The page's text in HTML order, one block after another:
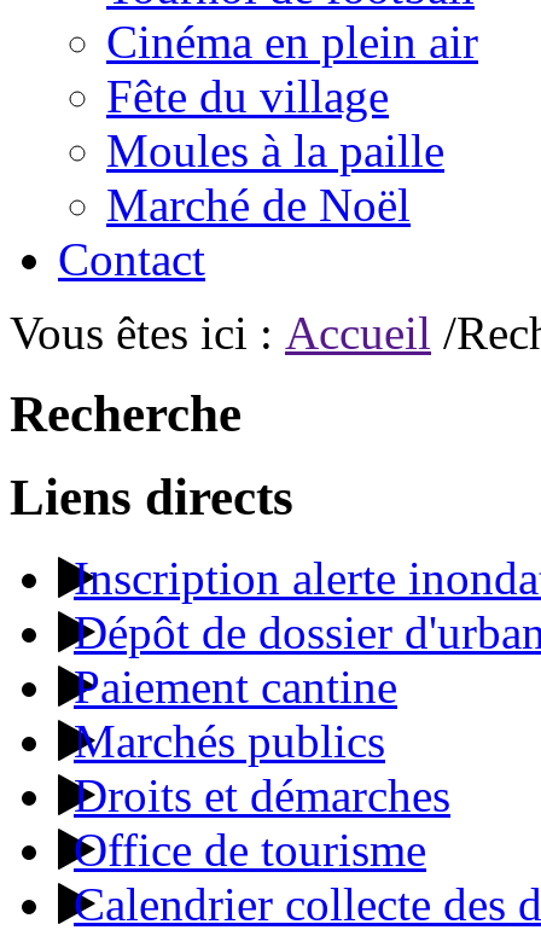
Cinéma en plein air
Fête du village
Moules à la paille
Marché de Noël
Contact
Vous êtes ici : Accueil /
Recherche
Liens directs
Inscription alerte
Dépôt de dossier
Paiement cantine
Marchés publics
Droits et démarches
Office de tourisme
Calendrier collecte des